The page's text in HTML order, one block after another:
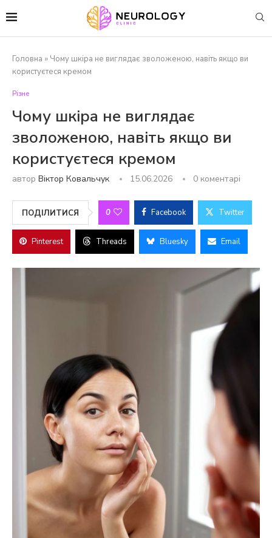
Головна » Чому шкіра не виглядає зволоженою, навіть якщо ви
користуєтеся кремом
Різне
Чому шкіра не виглядає
зволоженою, навіть якщо ви
користуєтеся кремом
автор Віктор Ковальчук 15.06.2026 0 коментарі
ПОДІЛИТИСЯ 0 Facebook Twitter
Pinterest Threads Bluesky Email